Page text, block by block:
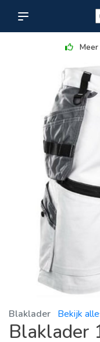
Blaklader Bekijk
Blaklader